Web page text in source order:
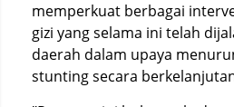
memperkuat berbagai
gizi yang selama ini telah
daerah dalam upaya
stunting secara